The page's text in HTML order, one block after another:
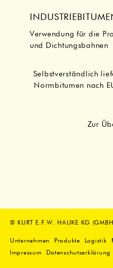
Verwendung für die
und Dichtungsbahnen
Selbstverständlich
Normbitumen nach
Zur
© KURT E.F.W. HAUKE KG
Unternehmen Produkte Logistik
Impressum
Datenschutzerklärung